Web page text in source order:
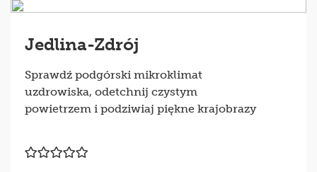
Jedlina-Zdrój
Sprawdź podgórski mikroklimat
uzdrowiska, odetchnij czystym
powietrzem i podziwiaj piękne krajobrazy